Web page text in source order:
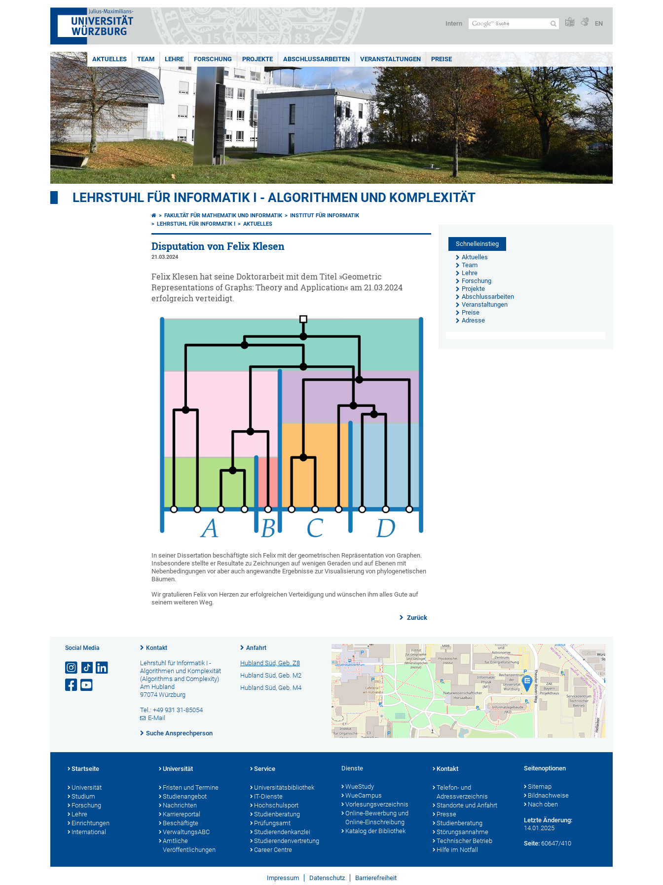
Intern EN
AKTUELLES TEAM LEHRE FORSCHUNG PROJEKTE ABSCHLUSSARBEITEN VERANSTALTUNGEN PREISE
LEHRSTUHL FÜR INFORMATIK I - ALGORITHMEN UND KOMPLEXITÄT
FAKULTÄT FÜR MATHEMATIK UND INFORMATIK
INSTITUT FÜR INFORMATIK
LEHRSTUHL FÜR INFORMATIK I
AKTUELLES
Disputation von Felix Klesen
21.03.2024
Felix Klesen hat seine Doktorarbeit mit dem Titel »Geometric
Representations of Graphs: Theory and Application« am 21.03.2024
erfolgreich verteidigt.
In seiner Dissertation beschäftigte sich Felix mit der geometrischen Repräsentation von Graphen.
Insbesondere stellte er Resultate zu Zeichnungen auf wenigen Geraden und auf Ebenen mit
Nebenbedingungen vor aber auch angewandte Ergebnisse zur Visualisierung von phylogenetischen
Bäumen.
Wir gratulieren Felix von Herzen zur erfolgreichen Verteidigung und wünschen ihm alles Gute auf
seinem weiteren Weg.
Zurück
Schnelleinstieg
Aktuelles
Team
Lehre
Forschung
Projekte
Abschlussarbeiten
Veranstaltungen
Preise
Adresse
Social Media Kontakt
Lehrstuhl für Informatik I -
Algorithmen und Komplexität
(Algorithms and Complexity)
Am Hubland
97074 Würzburg
Tel.: +49 931 31-85054
E-Mail
Suche Ansprechperson
Anfahrt
Hubland Süd, Geb. Z8
Hubland Süd, Geb. M2
Hubland Süd, Geb. M4
Startseite
Universität
Studium
Forschung
Lehre
Einrichtungen
International
Universität
Fristen und Termine
Studienangebot
Nachrichten
Karriereportal
Beschäftigte
VerwaltungsABC
Amtliche
Veröffentlichungen
Service
Universitätsbibliothek
IT-Dienste
Hochschulsport
Studienberatung
Prüfungsamt
Studierendenkanzlei
Studierendenvertretung
Career Centre
Dienste
WueStudy
WueCampus
Vorlesungsverzeichnis
Online-Bewerbung und
Online-Einschreibung
Katalog der Bibliothek
Kontakt
Telefon- und
Adressverzeichnis
Standorte und Anfahrt
Presse
Studienberatung
Störungsannahme
Technischer Betrieb
Hilfe im Notfall
Seitenoptionen
Sitemap
Bildnachweise
Nach oben
Letzte Änderung:
14.01.2025
Seite: 60647/410
Impressum Datenschutz Barrierefreiheit